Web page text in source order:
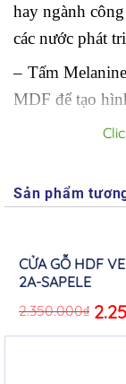
hay ngành
các nước phát
– Tấm
MDF để tạo
– Cấu tạo
Mẫu góc cửa gỗ
2. Ưu điểm
– Bền mịn và
– Chịu nhiệt tốt
Sản phẩm
CỬA GỖ HDF
2A-SAPELE
2.350.000₫
price